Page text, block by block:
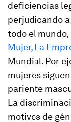
deficiencias
perjudicando
todo el mundo,
Mujer, La
Mundial. Por
mujeres
pariente
La
motivos de